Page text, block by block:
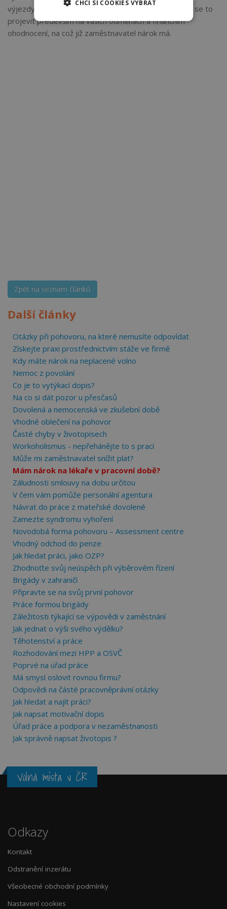
výjezdy do zdravotnického zařízení příliš časté, může se to
projevit především na vašich odměnách a finančním
ohodnocení, na což již zaměstnavatel nárok má.
Zpět na seznam článků
Další články
Otázky při pohovoru, na které nemusíte odpovídat
Získejte praxi prostřednictvím stáže ve firmě
Kdy máte nárok na neplacené volno
Nemoc z povolání
Co je to vytýkací dopis?
Na co si dát pozor u přesčasů
Dovolená a nemocenská ve zkušební době
Vhodné oblečení na pohovor
Časté chyby v životopisech
Workoholismus - nepřehánějte to s prací
Může mi zaměstnavatel snížit plat?
Mám nárok na lékaře v pracovní době?
Záludnosti smlouvy na dobu určitou
V čem vám pomůže personální agentura
Návrat do práce z mateřské dovolené
Zamezte syndromu vyhoření
Novodobá forma pohovoru – Assessment centre
Vhodný odchod do penze
Jak hledat práci, jako OZP?
Zhodnoťte svůj neúspěch při výběrovém řízení
Brigády v zahraničí
Připravte se na svůj první pohovor
Práce formou brigády
Záležitosti týkající se výpovědi v zaměstnání
Jak jednat o výši svého výdělku?
Těhotenství a práce
Rozhodování mezi HPP a OSVČ
Poprvé na úřad práce
Má smysl oslovit rovnou firmu?
Odpovědi na částé pracovněprávní otázky
Jak hledat a najít práci?
Jak napsat motivační dopis
Úřad práce a podpora v nezaměstnanosti
Jak správně napsat životopis ?
Volná místa v ČR
Odkazy
Kontakt
Odstranění inzerátu
Všeobecné obchodní podmínky
Nastavení cookies
CHCI SI COOKIES VYBRAT